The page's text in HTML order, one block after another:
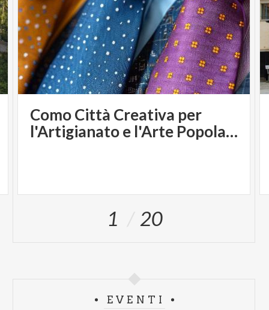
Como Città Creativa per
l'Artigianato e l'Arte Popolare
1 20
EVENTI